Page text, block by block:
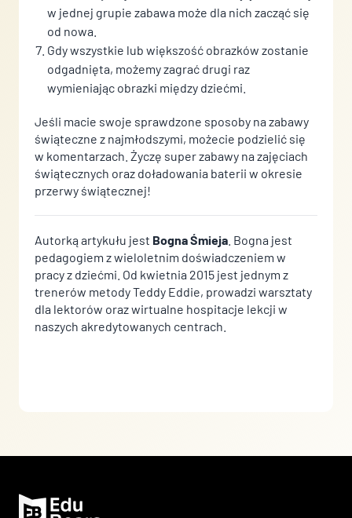
w jednej grupie zabawa może dla nich zacząć się
od nowa.
Gdy wszystkie lub większość obrazków zostanie
odgadnięta, możemy zagrać drugi raz
wymieniając obrazki między dziećmi.
Jeśli macie swoje sprawdzone sposoby na zabawy
świąteczne z najmłodszymi, możecie podzielić się
w komentarzach. Życzę super zabawy na zajęciach
świątecznych oraz doładowania baterii w okresie
przerwy świątecznej!
Autorką artykułu jest Bogna Śmieja . Bogna jest
pedagogiem z wieloletnim doświadczeniem w
pracy z dziećmi. Od kwietnia 2015 jest jednym z
trenerów metody Teddy Eddie, prowadzi warsztaty
dla lektorów oraz wirtualne hospitacje lekcji w
naszych akredytowanych centrach.